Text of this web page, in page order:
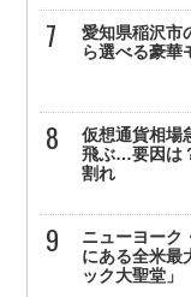
愛知県稲沢市
ら選べる豪華
仮想通貨相場
飛ぶ…要因は
割れ
ニューヨーク
にある全米最
ック大聖堂」